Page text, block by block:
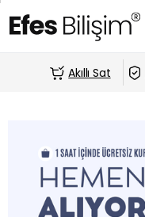
Akıllı Sat